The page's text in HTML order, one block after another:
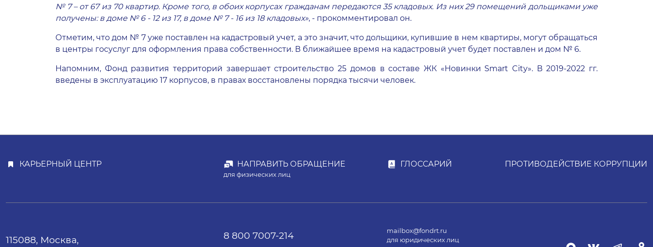
№ 7 – от 67 из 70 квартир. Кроме того, в обоих корпусах гражданам передаются 35 кладовых. Из них 29 помещений дольщиками уже
получены: в доме № 6 - 12 из 17, в доме № 7 - 16 из 18 кладовых», - прокомментировал он.
Отметим, что дом № 7 уже поставлен на кадастровый учет, а это значит, что дольщики, купившие в нем квартиры, могут обращаться
в центры госуслуг для оформления права собственности. В ближайшее время на кадастровый учет будет поставлен и дом № 6.
Напомним, Фонд развития территорий завершает строительство 25 домов в составе ЖК «Новинки Smart City». В 2019-2022 гг.
введены в эксплуатацию 17 корпусов, в правах восстановлены порядка тысячи человек.
КАРЬЕРНЫЙ ЦЕНТР НАПРАВИТЬ ОБРАЩЕНИЕ
для физических лиц
ГЛОССАРИЙ ПРОТИВОДЕЙСТВИЕ КОРРУПЦИИ
115088, Москва, 8 800 7007-214
mailbox@fondrt.ru
для юридических лиц